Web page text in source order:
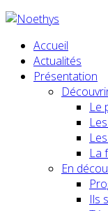
Accueil
Actualités
Présentation
Le
La
En
Ils